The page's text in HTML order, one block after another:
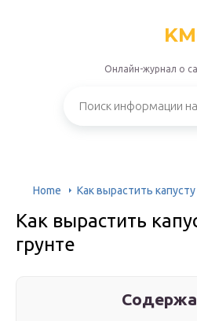
Онлайн-журнал о
Home Как вырастить
Как вырастить
грунте